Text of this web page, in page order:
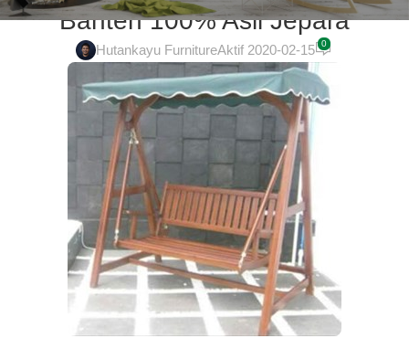
Banten 100% Asli Jepara
Hutankayu FurnitureAktif 2020-02-15 0